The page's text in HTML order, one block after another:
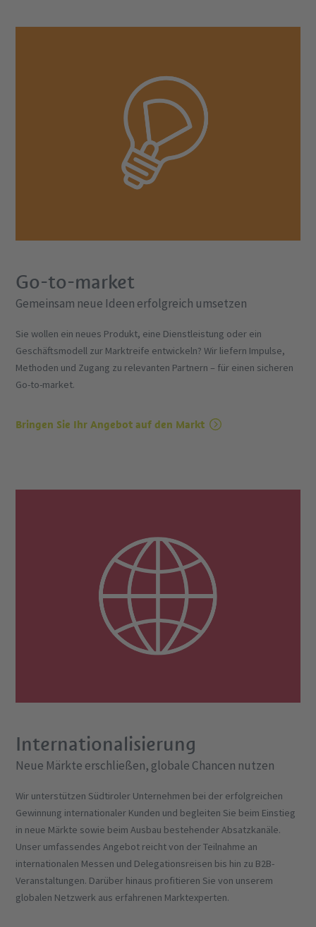
Go-to-market​
Gemeinsam neue Ideen erfolgreich umsetzen
Sie wollen ein neues Produkt, eine Dienstleistung oder ein
Geschäftsmodell zur Marktreife entwickeln? Wir liefern Impulse,
Methoden und Zugang zu relevanten Partnern – für einen sicheren
Go-to-market.
Bringen Sie Ihr Angebot auf den Markt
Internationalisierung
Neue Märkte erschließen, globale Chancen nutzen
Wir unterstützen Südtiroler Unternehmen bei der erfolgreichen
Gewinnung internationaler Kunden und begleiten Sie beim Einstieg
in neue Märkte sowie beim Ausbau bestehender Absatzkanäle.
Unser umfassendes Angebot reicht von der Teilnahme an
internationalen Messen und Delegationsreisen bis hin zu B2B-
Veranstaltungen. Darüber hinaus profitieren Sie von unserem
globalen Netzwerk aus erfahrenen Marktexperten.